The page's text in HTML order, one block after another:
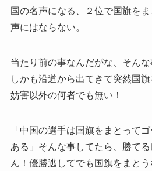
国の名声になる、２位で国旗を
声にはならない。
当たり前の事なんだがな、そん
しかも沿道から出てきて突然国
妨害以外の何者でも無い！
「中国の選手は国旗をまとって
ある」そんな事してたら、勝て
ん！優勝逃してでも国旗をまと